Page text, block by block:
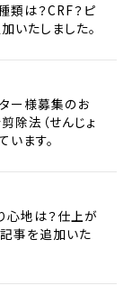
類は？CRF？ピ
いたしました。
ー様募集のお
除法（せんじょ
ます。
心地は？仕上が
事を追加いた